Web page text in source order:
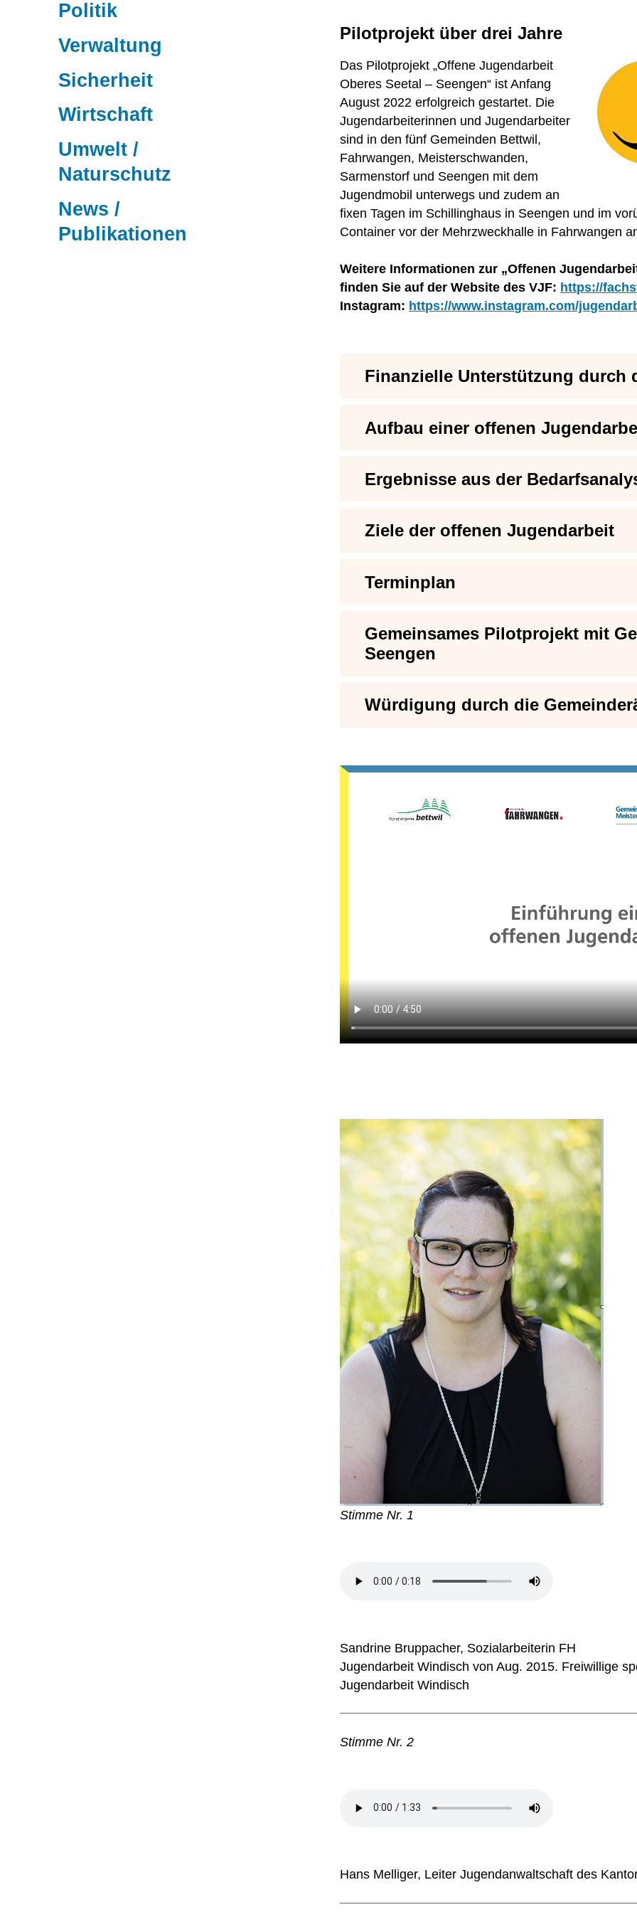
Politik
Verwaltung
Sicherheit
Wirtschaft
Umwelt /
Naturschutz
News /
Publikationen
Pilotprojekt über drei Jahre
Das Pilotprojekt „Offene Jugendarbeit
Oberes Seetal – Seengen“ ist Anfang
August 2022 erfolgreich gestartet. Die
Jugendarbeiterinnen und Jugendarbeiter
sind in den fünf Gemeinden Bettwil,
Fahrwangen, Meisterschwanden,
Sarmenstorf und Seengen mit dem
Jugendmobil unterwegs und zudem an
fixen Tagen im Schillinghaus in Seengen und im
Container vor der Mehrzweckhalle in Fahrwangen
Weitere Informationen zur „Offenen
finden Sie auf der Website des VJF: https://
Instagram: https://www.instagram.com/
Finanzielle Unterstützung durch
Aufbau einer offenen
Ergebnisse aus der
Ziele der offenen Jugendarbeit
Terminplan
Gemeinsames Pilotprojekt mit
Seengen
Würdigung durch die
Stimme Nr. 1
Sandrine Bruppacher, Sozialarbeiterin FH
Jugendarbeit Windisch von Aug. 2015. Freiwillige
Jugendarbeit Windisch
Stimme Nr. 2
Hans Melliger, Leiter Jugendanwaltschaft des